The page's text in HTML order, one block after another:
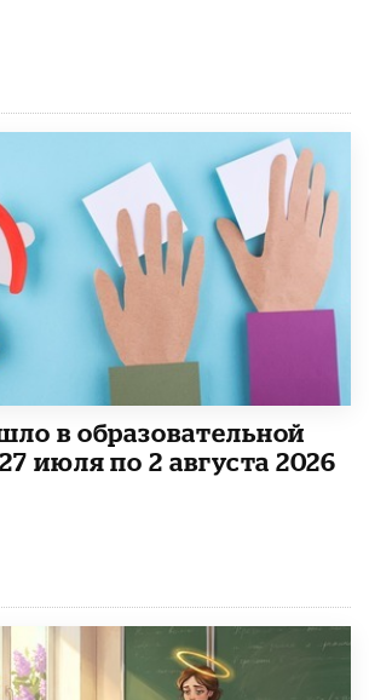
в образовательной
июля по 2 августа 2026